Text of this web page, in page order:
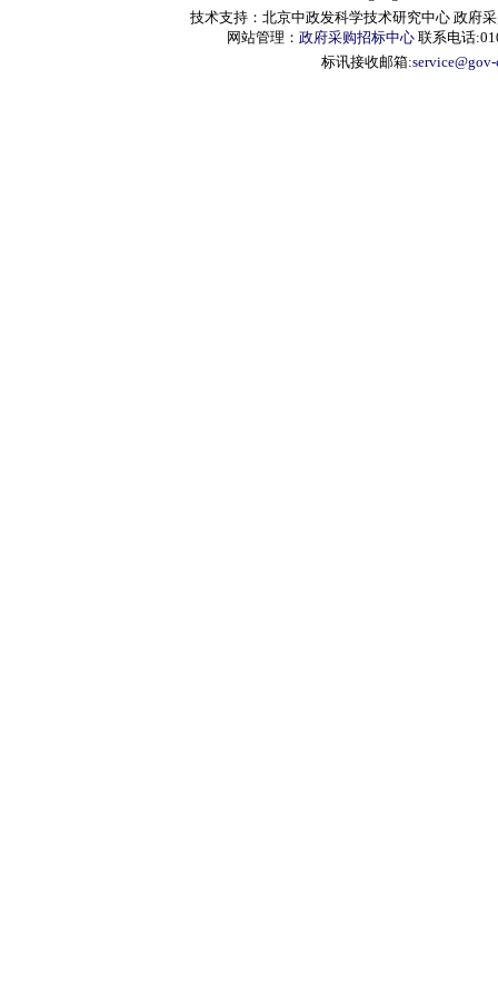
技术支持：北京中政发科学技术研究中心 政府
网站管理： 政府采购招标中心 联系电话
标讯接收邮箱: